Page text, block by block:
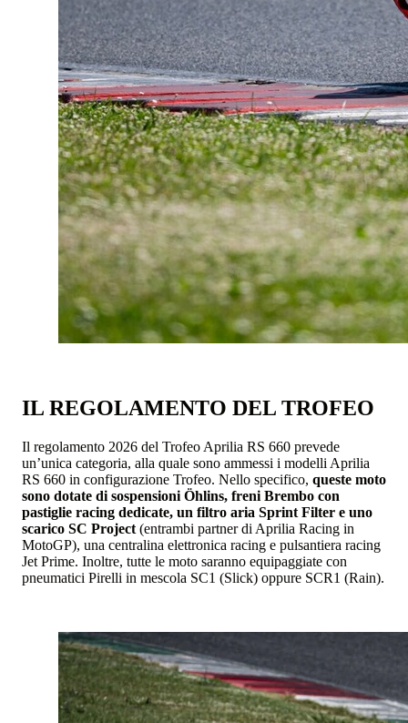
IL REGOLAMENTO DEL TROFEO
Il regolamento 2026 del Trofeo Aprilia RS 660 prevede
un’unica categoria, alla quale sono ammessi i modelli Aprilia
RS 660 in configurazione Trofeo. Nello specifico, queste moto
sono dotate di sospensioni Öhlins, freni Brembo con
pastiglie racing dedicate, un filtro aria Sprint Filter e uno
scarico SC Project (entrambi partner di Aprilia Racing in
MotoGP), una centralina elettronica racing e pulsantiera racing
Jet Prime. Inoltre, tutte le moto saranno equipaggiate con
pneumatici Pirelli in mescola SC1 (Slick) oppure SCR1 (Rain).